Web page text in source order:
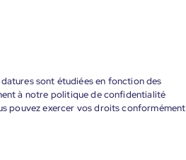
sont étudiées en fonction des
à notre politique de confidentialité
pouvez exercer vos droits conformément